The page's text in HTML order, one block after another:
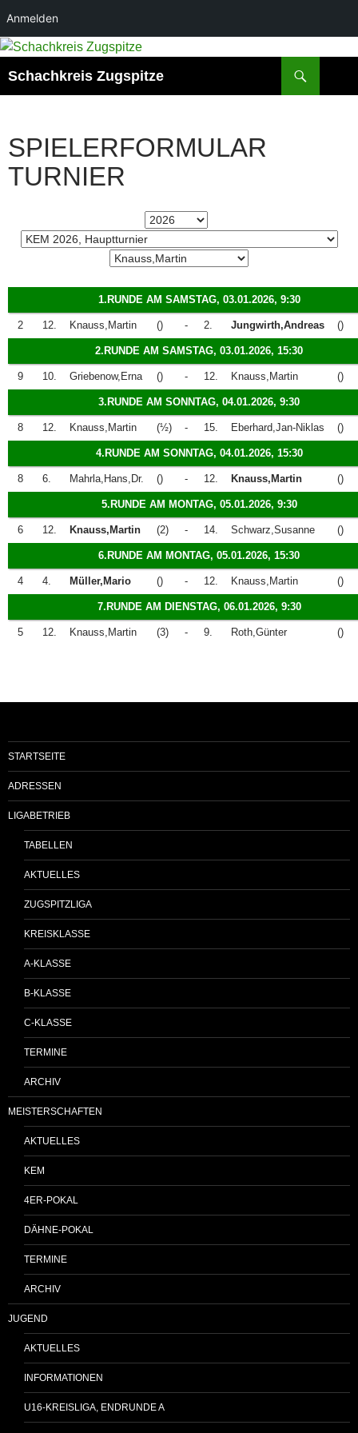
Anmelden
Zum
springen
Schachkreis Zugspitze
SPIELERFORMULAR
TURNIER
1.RUNDE AM SAMSTAG, 03.01.2026, 9:30
2 12. Knauss,Martin () - 2. Jungwirth,Andreas ()
2.RUNDE AM SAMSTAG, 03.01.2026, 15:30
9 10. Griebenow,Erna () - 12. Knauss,Martin ()
3.RUNDE AM SONNTAG, 04.01.2026, 9:30
8 12. Knauss,Martin (½) - 15. Eberhard,Jan-Niklas ()
4.RUNDE AM SONNTAG, 04.01.2026, 15:30
8 6. Mahrla,Hans,Dr. () - 12. Knauss,Martin ()
5.RUNDE AM MONTAG, 05.01.2026, 9:30
6 12. Knauss,Martin (2) - 14. Schwarz,Susanne ()
6.RUNDE AM MONTAG, 05.01.2026, 15:30
4 4. Müller,Mario () - 12. Knauss,Martin ()
7.RUNDE AM DIENSTAG, 06.01.2026, 9:30
5 12. Knauss,Martin (3) - 9. Roth,Günter ()
STARTSEITE
ADRESSEN
LIGABETRIEB
TABELLEN
AKTUELLES
ZUGSPITZLIGA
KREISKLASSE
A-KLASSE
B-KLASSE
C-KLASSE
TERMINE
ARCHIV
MEISTERSCHAFTEN
AKTUELLES
KEM
4ER-POKAL
DÄHNE-POKAL
TERMINE
ARCHIV
JUGEND
AKTUELLES
INFORMATIONEN
U16-KREISLIGA, ENDRUNDE A